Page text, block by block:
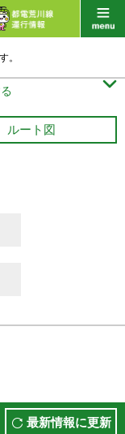
。

ルート図
最新情報に更新